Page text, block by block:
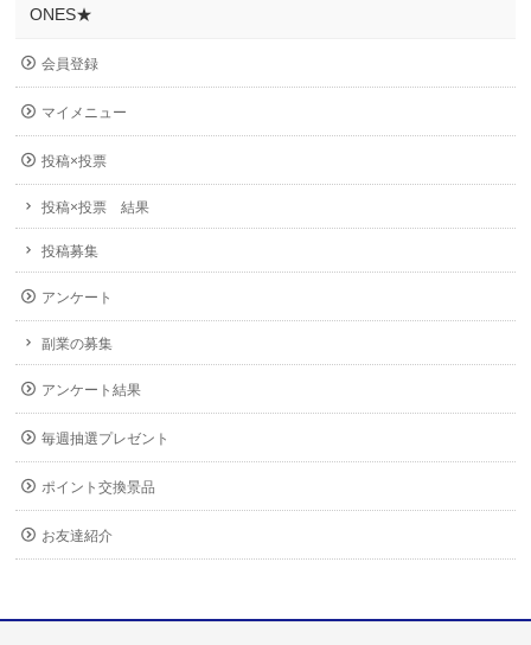
ONES★
会員登録
マイメニュー
投稿×投票
投稿×投票 結果
投稿募集
アンケート
副業の募集
アンケート結果
毎週抽選プレゼント
ポイント交換景品
お友達紹介